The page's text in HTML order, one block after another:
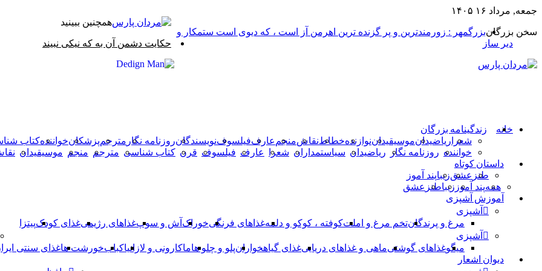
جمعه, مرداد ۱۶ ۱۴۰۵
سخن بزرگانبزرگمهر : زورمندترین و پر گزنده ترین اهرمن آز است ، که دیوی است ستمکار و
دیر ساز
خانه زندگینامه بزرگان
شعرا ریاضیدانموسیقیداننوازندهخطاطنقاشمنجم عارففیلسوفنویسندگانروزنامه نگار مترجمپزشکانخوانندهکتاب
خواننده روزنامه نگار ریاضیدان سیاستمداران شعرا عارف فیلسوف قرن کتاب شناسی مترجم منجم موسیقیدان
داستان کوتاه
طنز عشقزیباپند آموز
همهپند آموز زیباطنز عشق
آموزش آشپزی
آشپزی
مرغ و پرندگانتخم مرغ و املتکوفته ، کوکو و دلمهغذاهای فرنگیخوراک آش و سوپغذاهای رژیمیغذای کودکپیتزا
آشپزی
میگوغذاهای گوشتیماهی و غذاهای دریاییغذای گیاهخوارانپلو و چلو هاماکارونی و لازانیاکبابخورشت هاغذای سنتی
دیوان اشعار
همچنین ببینید
حکایت دشمن آن به که نیکی نبیند